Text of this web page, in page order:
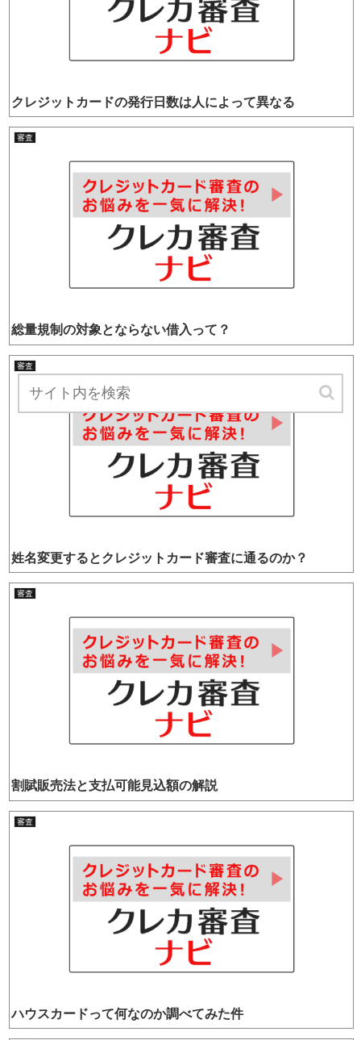
クレジットカードの発行日数は人によって異なる
審査
総量規制の対象とならない借入って？
審査
姓名変更するとクレジットカード審査に通るのか？
審査
割賦販売法と支払可能見込額の解説
審査
ハウスカードって何なのか調べてみた件